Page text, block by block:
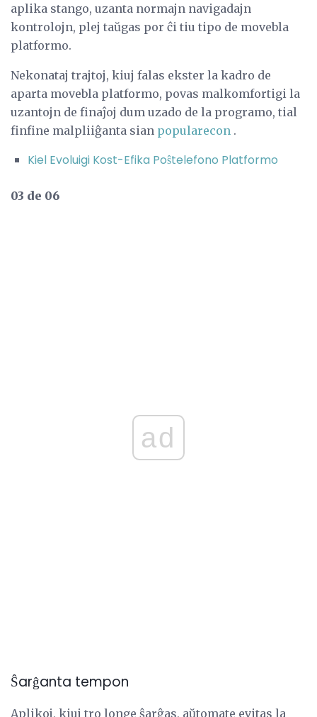
aplika stango, uzanta normajn navigadajn
kontrolojn, plej taŭgas por ĉi tiu tipo de movebla
platformo.
Nekonataj trajtoj, kiuj falas ekster la kadro de
aparta movebla platformo, povas malkomfortigi la
uzantojn de finaĵoj dum uzado de la programo, tial
finfine malpliiĝanta sian popularecon .
Kiel Evoluigi Kost-Efika Poŝtelefono Platformo
03 de 06
ad
Ŝarĝanta tempon
Aplikoj, kiuj tro longe ŝarĝas, aŭtomate evitas la